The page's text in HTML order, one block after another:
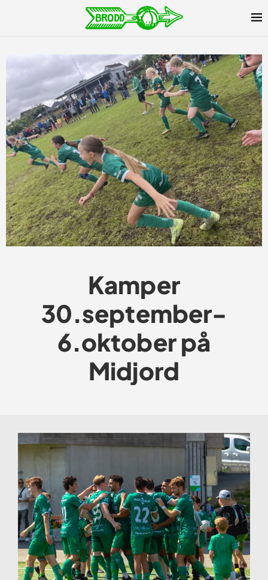
Kamper
30.september-
6.oktober på
Midjord